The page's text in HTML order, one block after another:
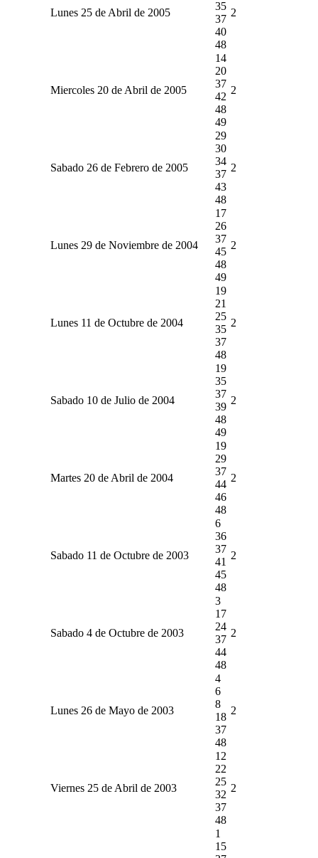
Lunes 25 de Abril de 2005
35
37
40
48
2
Miercoles 20 de Abril de 2005
14
20
37
42
48
49
2
Sabado 26 de Febrero de 2005
29
30
34
37
43
48
2
Lunes 29 de Noviembre de 2004
17
26
37
45
48
49
2
Lunes 11 de Octubre de 2004
19
21
25
35
37
48
2
Sabado 10 de Julio de 2004
19
35
37
39
48
49
2
Martes 20 de Abril de 2004
19
29
37
44
46
48
2
Sabado 11 de Octubre de 2003
6
36
37
41
45
48
2
Sabado 4 de Octubre de 2003
3
17
24
37
44
48
2
Lunes 26 de Mayo de 2003
4
6
8
18
37
48
2
Viernes 25 de Abril de 2003
12
22
25
32
37
48
2
1
15